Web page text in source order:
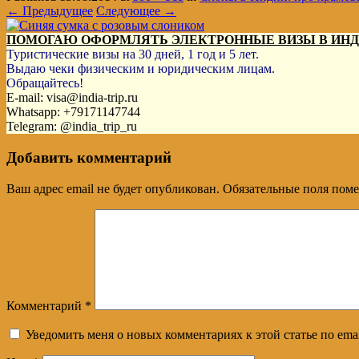
← Предыдущее Следующее →
ПОМОГАЮ ОФОРМЛЯТЬ ЭЛЕКТРОННЫЕ ВИЗЫ В
Туристические визы на 30 дней, 1 год и 5 лет.
Выдаю чеки физическим и юридическим лицам.
Обращайтесь!
E-mail: visa@india-trip.ru
Whatsapp: +79171147744
Telegram: @india_trip_ru
Добавить комментарий
Ваш адрес email не будет опубликован. Обязательные поля
Комментарий *
Уведомить меня о новых комментариях к этой статье по